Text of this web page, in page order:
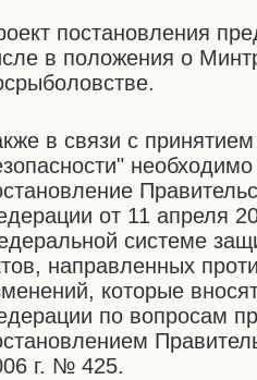
постановления
в положения о
в связи с
от 11 апреля
системе
направленных
которые
по вопросам
г. № 425.